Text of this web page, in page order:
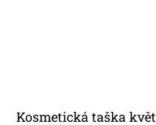
Kosmetická taška